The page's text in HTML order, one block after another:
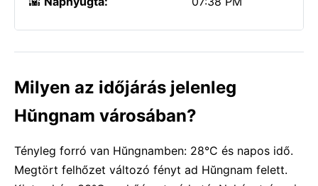
Milyen az időjárás jelenleg
Hŭngnam városában?
Tényleg forró van Hŭngnamben: 28°C és napos idő.
Megtört felhőzet változó fényt ad Hŭngnam felett.